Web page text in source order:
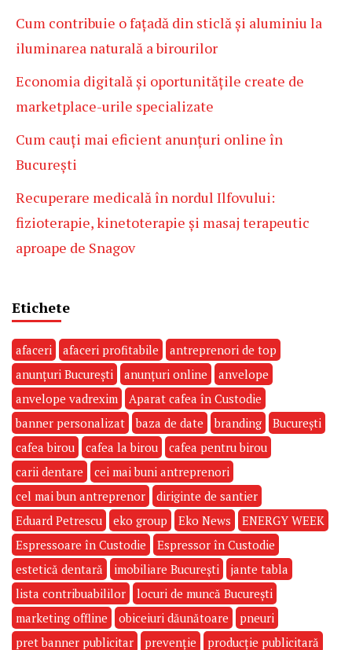
Cum contribuie o fațadă din sticlă și aluminiu la
iluminarea naturală a birourilor
Economia digitală și oportunitățile create de
marketplace-urile specializate
Cum cauți mai eficient anunțuri online în
București
Recuperare medicală în nordul Ilfovului:
fizioterapie, kinetoterapie și masaj terapeutic
aproape de Snagov
Etichete
afaceri afaceri profitabile
antreprenori de top
anunțuri București
anunțuri online
anvelope
anvelope vadrexim
Aparat cafea în Custodie
banner personalizat
baza de date branding
București
cafea birou
cafea la birou
cafea pentru birou
carii dentare
cei mai buni antreprenori
cel mai bun antreprenor
diriginte de santier
Eduard Petrescu
eko group Eko News
ENERGY WEEK
Espressoare în Custodie
Espressor în Custodie
estetică dentară
imobiliare București
jante tabla
lista contribuabililor
locuri de muncă București
marketing offline
obiceiuri dăunătoare
pneuri
pret banner publicitar
prevenție producție publicitară